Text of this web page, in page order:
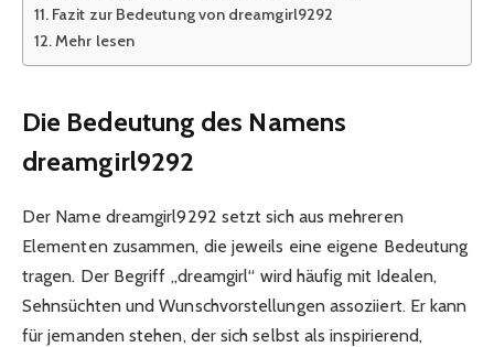
Fazit zur Bedeutung von dreamgirl9292
Mehr lesen
Die Bedeutung des Namens
dreamgirl9292
Der Name dreamgirl9292 setzt sich aus mehreren
Elementen zusammen, die jeweils eine eigene Bedeutung
tragen. Der Begriff „dreamgirl“ wird häufig mit Idealen,
Sehnsüchten und Wunschvorstellungen assoziiert. Er kann
für jemanden stehen, der sich selbst als inspirierend,